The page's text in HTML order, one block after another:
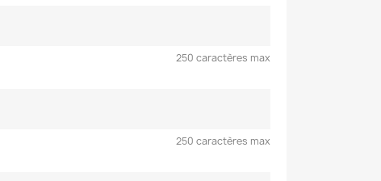
250 caractères max
250 caractères max